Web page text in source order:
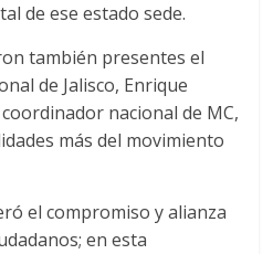
de ese estado sede.
también presentes el
de Jalisco, Enrique
nacional de MC,
más del movimiento
el compromiso y alianza
en esta